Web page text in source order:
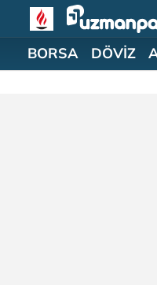
BORSA DÖVİZ